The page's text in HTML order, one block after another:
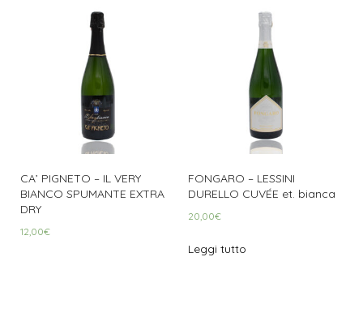
CA’ PIGNETO – IL VERY
BIANCO SPUMANTE EXTRA
DRY
12,00€
FONGARO – LESSINI
DURELLO CUVÉE et. bianca
20,00€
Leggi tutto